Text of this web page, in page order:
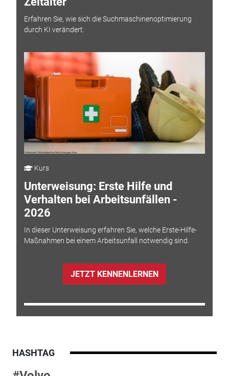
Erfahren Sie, wie sich die Suchmaschinenoptimierung
durch KI verändert.
Kurs
Unterweisung: Erste Hilfe und
Verhalten bei Arbeitsunfällen -
2026
In dieser Unterweisung erfahren Sie, welche Erste-Hilfe-
Maßnahmen bei einem Arbeitsunfall notwendig sind.
JETZT KENNENLERNEN
HASHTAG